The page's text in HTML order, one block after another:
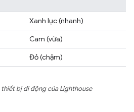
Xanh lục (nhanh)
Cam (vừa)
Đỏ (chậm)
thiết bị di động của Lighthouse